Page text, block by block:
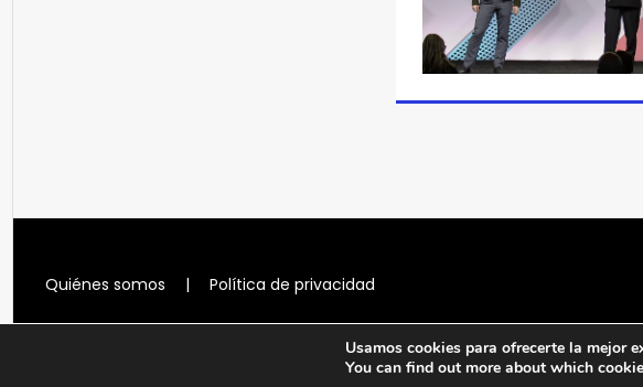
Quiénes somos | Política de privacidad
Usamos cookies para ofrecerte la mejor
You can find out more about which